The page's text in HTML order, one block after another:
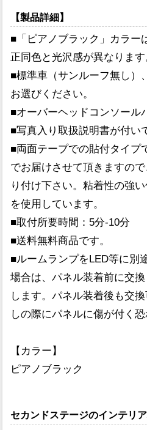
【製品詳細】
■「ピアノブラック」カラー
正同色と光沢感が異なります
■標準車（サンルーフ無し）
お選びください。
■オーバーヘッドコンソール
■写真入り取扱説明書が付い
■両面テープでの貼付タイプ
でお届けさせて頂きますの
り付け下さい。粘着性の強
を使用しています。
■取付所要時間：5分-10分
■送料無料商品です。
■ルームランプをLED等に別
場合は、パネル装着前に交
します。パネル装着後も交
しの際にパネルに傷が付く恐
【カラー】
ピアノブラック
セカンドステージのインテリ